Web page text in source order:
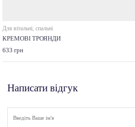
Для вітальні, спальні
КРЕМОВІ ТРОЯНДИ
633 грн
Написати відгук